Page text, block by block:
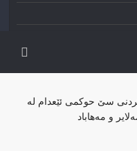
سێ حوکمی ئێعدام لە
و مەهاباد